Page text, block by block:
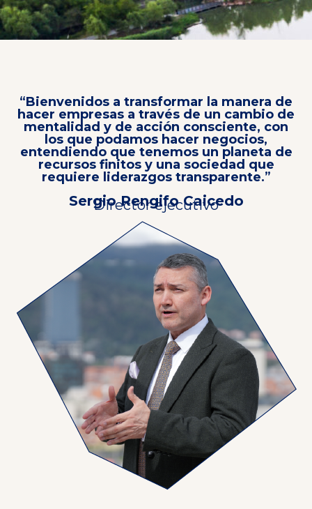
“Bienvenidos a transformar la manera de
hacer empresas a través de un cambio de
mentalidad y de acción consciente, con
los que podamos hacer negocios,
entendiendo que tenemos un planeta de
recursos finitos y una sociedad que
requiere liderazgos transparente.”
Sergio Rengifo Caicedo
Director ejecutivo